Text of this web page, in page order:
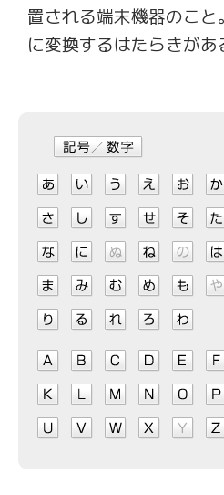
置される端末機器のこ
に変換するはたらきがあ